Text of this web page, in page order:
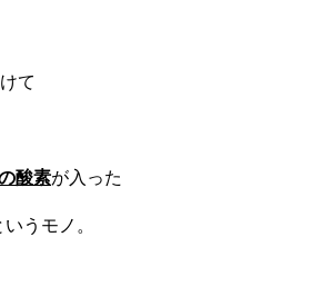
て
酸素が入った
いうモノ。